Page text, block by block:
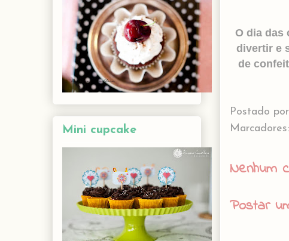
O dia das
divertir e
de
Postado por
Marcadores:
Nenhum
Postar
Mini cupcake